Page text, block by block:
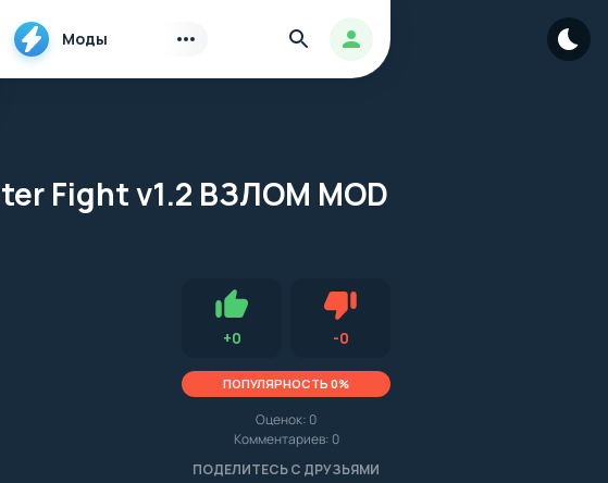
Моды Авторизация
Найти
Fight v1.2 ВЗЛОМ MOD
с Android, стоит
минимальные
+0Нравится -0Не нравится (0.0, 0, 16021)
ПОПУЛЯРНОСТЬ 0%
Оценок: 0
Комментариев: 0